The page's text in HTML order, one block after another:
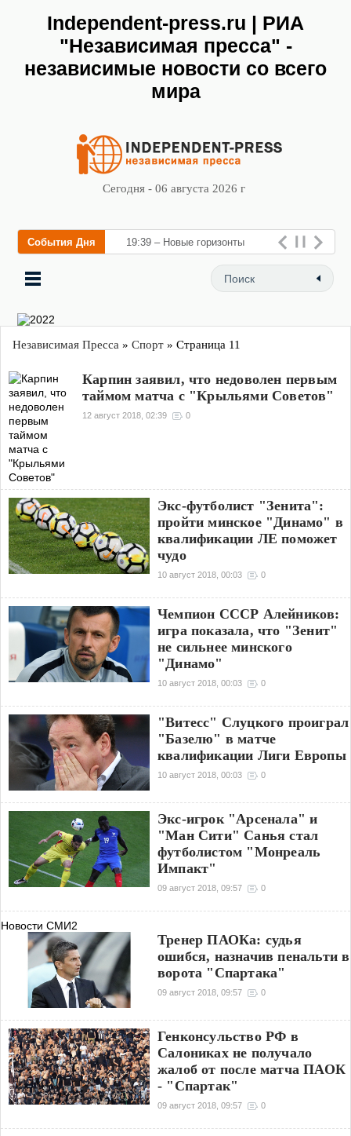
Independent-press.ru | РИА
"Независимая пресса" -
независимые новости со всего
мира
Сегодня - 06 августа 2026 г
События Дня 19:39 – Новые горизонты
флебологии: в Москве
Независимая Пресса » Спорт » Страница 11
Карпин заявил, что недоволен первым
таймом матча с "Крыльями Советов"
12 август 2018, 02:39 0
Экс-футболист "Зенита":
пройти минское "Динамо" в
квалификации ЛЕ поможет
чудо
10 август 2018, 00:03 0
Чемпион СССР Алейников:
игра показала, что "Зенит"
не сильнее минского
"Динамо"
10 август 2018, 00:03 0
"Витесс" Слуцкого проиграл
"Базелю" в матче
квалификации Лиги Европы
10 август 2018, 00:03 0
Экс-игрок "Арсенала" и
"Ман Сити" Санья стал
футболистом "Монреаль
Импакт"
09 август 2018, 09:57 0
Новости СМИ2
Тренер ПАОКа: судья
ошибся, назначив пенальти в
ворота "Спартака"
09 август 2018, 09:57 0
Генконсульство РФ в
Салониках не получало
жалоб от после матча ПАОК
- "Спартак"
09 август 2018, 09:57 0